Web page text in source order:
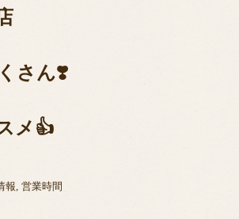
さん❣️
メ👍
報 営業時間